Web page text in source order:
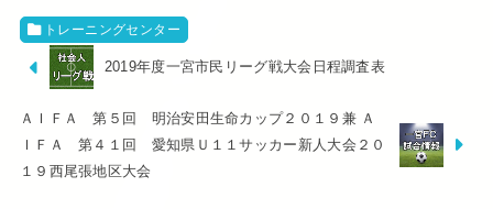
トレーニングセンター
2019年度一宮市民リーグ戦大会日程調査表
ＡＩＦＡ 第５回 明治安田生命カップ２０１９兼 Ａ
ＩＦＡ 第４１回 愛知県Ｕ１１サッカー新人大会２０
１９西尾張地区大会